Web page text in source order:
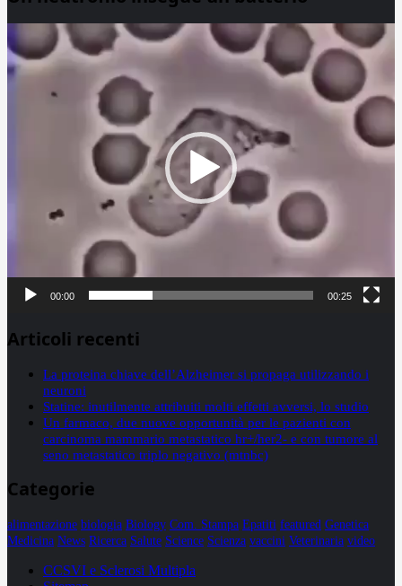
Player
00:00 00:25
Articoli recenti
La proteina chiave dell’Alzheimer si propaga utilizzando i
neuroni
Statine: inutilmente attribuiti molti effetti avversi, lo studio
Un farmaco, due nuove opportunità per le pazienti con
carcinoma mammario metastatico hr+/her2- e con tumore al
seno metastatico triplo negativo (mtnbc)
Categorie
alimentazione biologia Biology Com. Stampa Epatiti featured Genetica
Medicina News Ricerca Salute Science Scienza vaccini Veterinaria video
CCSVI e Sclerosi Multipla